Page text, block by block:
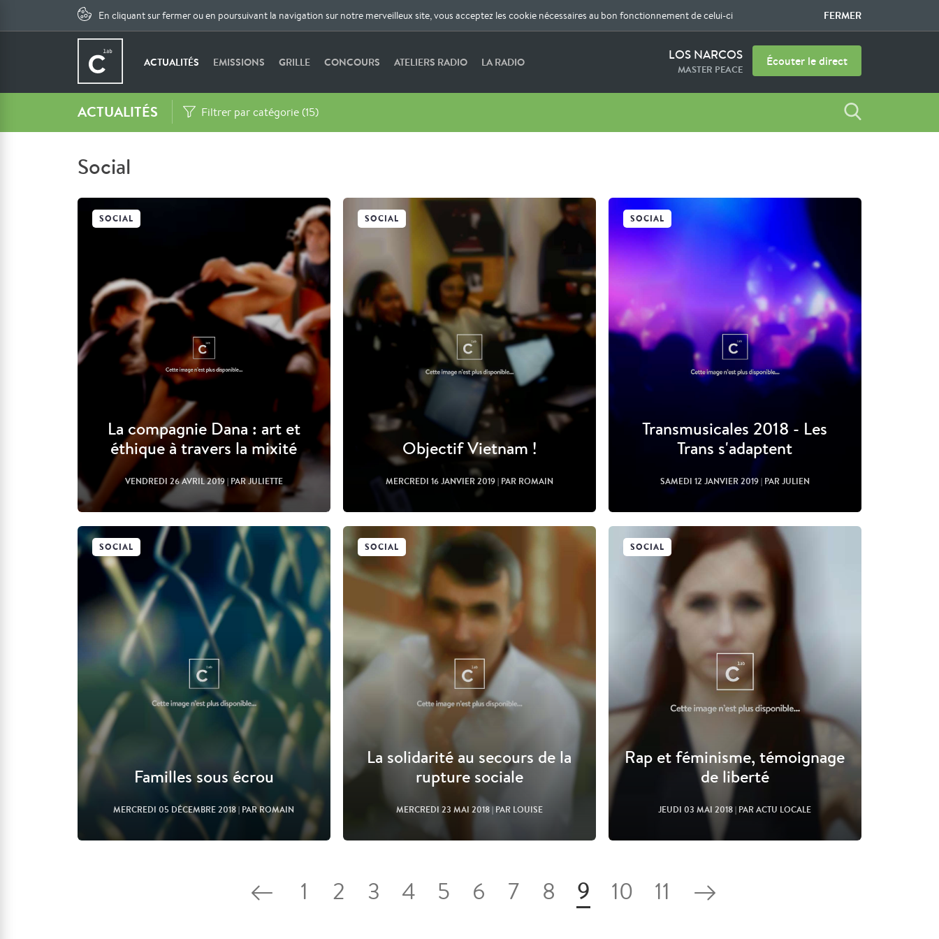
En cliquant sur fermer ou en poursuivant la navigation sur notre merveilleux site, vous acceptez les cookie nécessaires au bon fonctionnement de celui-ci FERMER
ACTUALITÉS EMISSIONS GRILLE CONCOURS ATELIERS RADIO LA RADIO LOS NARCOS
MASTER PEACE
Écouter le direct
ACTUALITÉS Filtrer par catégorie (15)
Social
La compagnie Dana : art et
éthique à travers la mixité
VENDREDI 26 AVRIL 2019| PAR JULIETTE
Lire l'article
SOCIAL
Objectif Vietnam !
MERCREDI 16 JANVIER 2019| PAR ROMAIN
Lire l'article
SOCIAL
Transmusicales 2018 - Les
Trans s'adaptent
SAMEDI 12 JANVIER 2019| PAR JULIEN
Lire l'article
SOCIAL
Familles sous écrou
MERCREDI 05 DÉCEMBRE 2018| PAR ROMAIN
SOCIAL
La solidarité au secours de la
rupture sociale
MERCREDI 23 MAI 2018| PAR LOUISE
SOCIAL
Rap et féminisme, témoignage
de liberté
JEUDI 03 MAI 2018| PAR ACTU LOCALE
SOCIAL
1 2 3 4 5 6 7 8 9 10 11